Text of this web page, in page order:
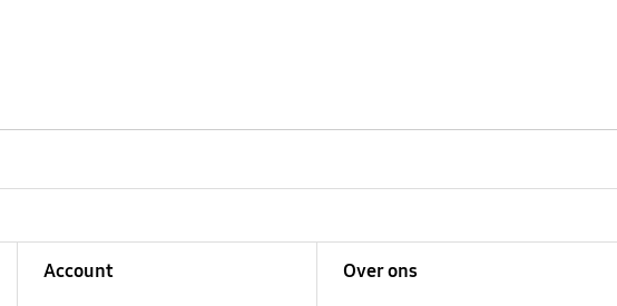
Account Over ons